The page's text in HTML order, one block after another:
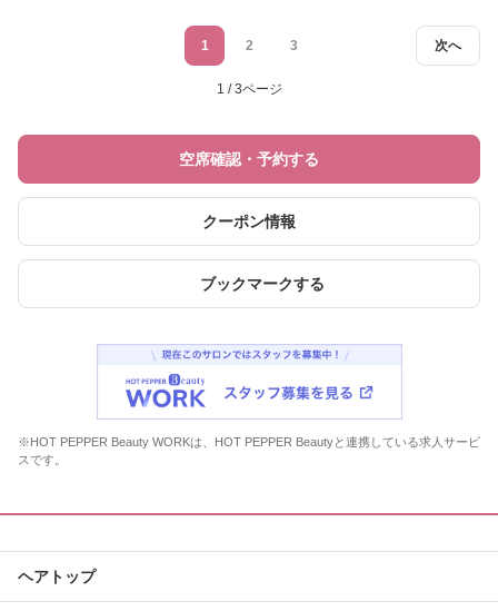
次へ
1 2 3
1 / 3ページ
空席確認・予約する
クーポン情報
ブックマークする
※HOT PEPPER Beauty WORKは、HOT PEPPER Beautyと連携している求人サービ
スです。
ヘアトップ